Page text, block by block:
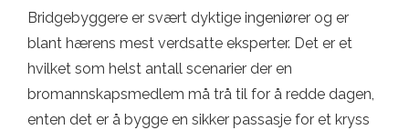
Bridgebyggere er svært dyktige ingeniører og er
blant hærens mest verdsatte eksperter. Det er et
hvilket som helst antall scenarier der en
bromannskapsmedlem må trå til for å redde dagen,
enten det er å bygge en sikker passasje for et kryss